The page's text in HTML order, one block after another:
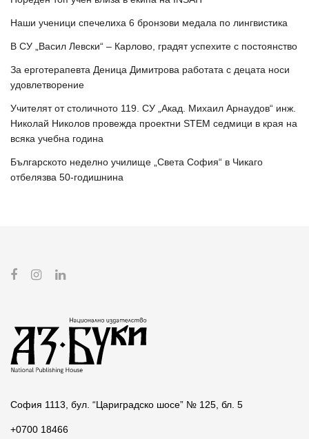
Наши ученици спечелиха 6 бронзови медала по лингвистика
В СУ „Васил Левски“ – Карлово, градят успехите с постоянство
За ерготерапевта Деница Димитрова работата с децата носи
удовлетворение
Учителят от столичното 119. СУ „Акад. Михаил Арнаудов“ инж.
Николай Николов провежда проектни STEM седмици в края на
всяка учебна година
Българското неделно училище „Света София“ в Чикаго
отбелязва 50-годишнина
София 1113, бул. “Цариградско шосе” № 125, бл. 5
+0700 18466